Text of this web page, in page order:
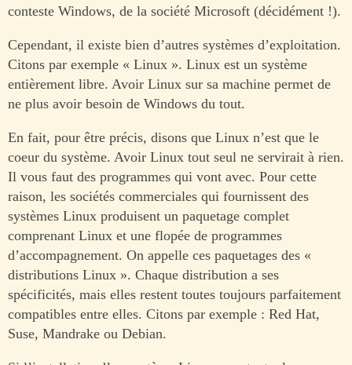
conteste Windows, de la société Microsoft (décidément !).
Cependant, il existe bien d’autres systèmes d’exploitation.
Citons par exemple « Linux ». Linux est un système
entièrement libre. Avoir Linux sur sa machine permet de
ne plus avoir besoin de Windows du tout.
En fait, pour être précis, disons que Linux n’est que le
coeur du système. Avoir Linux tout seul ne servirait à rien.
Il vous faut des programmes qui vont avec. Pour cette
raison, les sociétés commerciales qui fournissent des
systèmes Linux produisent un paquetage complet
comprenant Linux et une flopée de programmes
d’accompagnement. On appelle ces paquetages des «
distributions Linux ». Chaque distribution a ses
spécificités, mais elles restent toutes toujours parfaitement
compatibles entre elles. Citons par exemple : Red Hat,
Suse, Mandrake ou Debian.